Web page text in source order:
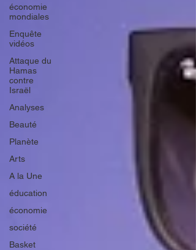
économie
mondiales
Enquête
vidéos
Attaque du
Hamas
contre
Israël
Analyses
Beauté
Planète
Arts
A la Une
éducation
économie
société
Basket